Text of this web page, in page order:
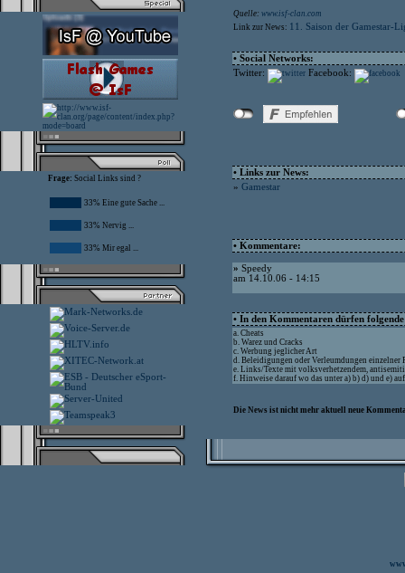
Frage: Social Links sind ?
33% Eine gute Sache ...
33% Nervig ...
33% Mir egal ...
Quelle: www.isf-clan.com
Link zur News: 11. Saison der Gamestar-
• Social Networks:
Twitter:
Facebook:
• Links zur News:
» Gamestar
• Kommentare:
» Speedy
am 14.10.06 - 14:15
• In den Kommentaren dürfen
a. Cheats
b. Warez und Cracks
c. Werbung jeglicher Art
d. Beleidigungen oder Verleumdungen einzelner
e. Links/Texte mit volksverhetzendem,
f. Hinweise darauf wo das unter a) b) d) und e)
Die News ist nicht mehr aktuell neue